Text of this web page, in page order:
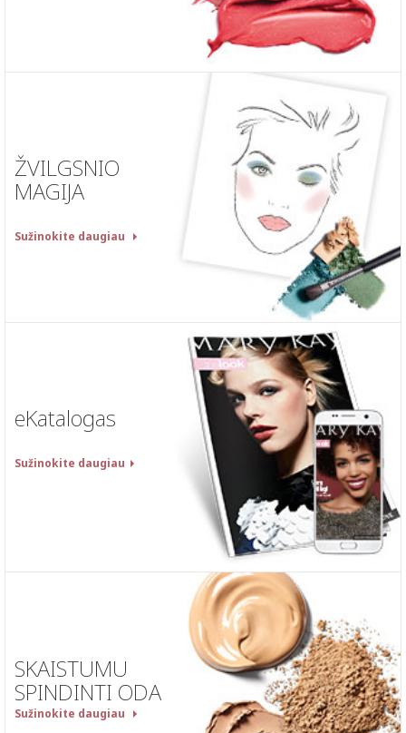
ŽVILGSNIO
MAGIJA
Sužinokite daugiau
eKatalogas
Sužinokite daugiau
SKAISTUMU
SPINDINTI ODA
Sužinokite daugiau